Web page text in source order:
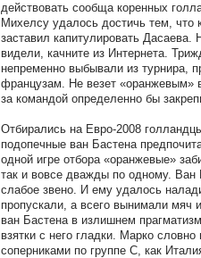
действовать сообща коренных
Михелсу удалось достичь тем, что
заставил капитулировать
видели, качните из Интернета.
непременно выбывали из турнира,
французам. Не везет «оранжевым»
за командой определенно бы
Отбирались на Евро-2008
подопечные ван Бастена
одной игре отбора «оранжевые»
так и вовсе дважды по одному. Ван
слабое звено. И ему удалось
пропускали, а всего вынимали мяч
ван Бастена в излишнем
взятки с него гладки. Марко
соперниками по группе С, как